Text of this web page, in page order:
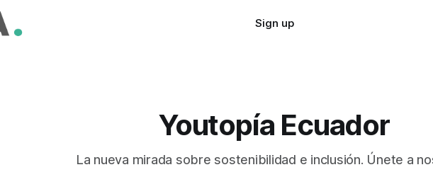
Sign up
Youtopía Ecuador
La nueva mirada sobre sostenibilidad e inclusión. Únete a